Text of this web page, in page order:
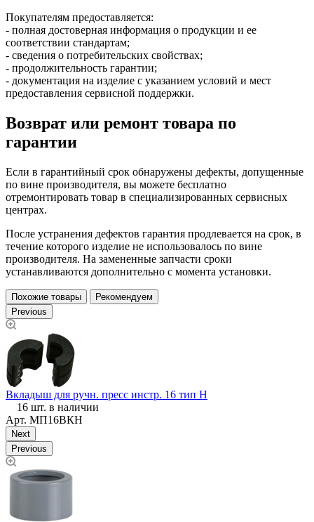
Покупателям предоставляется:
- полная достоверная информация о продукции и ее
соответствии стандартам;
- сведения о потребительских свойствах;
- продолжительность гарантии;
- документация на изделие с указанием условий и мест
предоставления сервисной поддержки.
Возврат или ремонт товара по
гарантии
Если в гарантийный срок обнаружены дефекты, допущенные
по вине производителя, вы можете бесплатно
отремонтировать товар в специализированных сервисных
центрах.
После устранения дефектов гарантия продлевается на срок, в
течение которого изделие не использовалось по вине
производителя. На замененные запчасти сроки
устанавливаются дополнительно с момента установки.
Похожие товары
Рекомендуем
Previous
Вкладыш для ручн. пресс инстр. 16 тип Н
16 шт. в наличии
Арт. МП16ВКН
Next
Previous